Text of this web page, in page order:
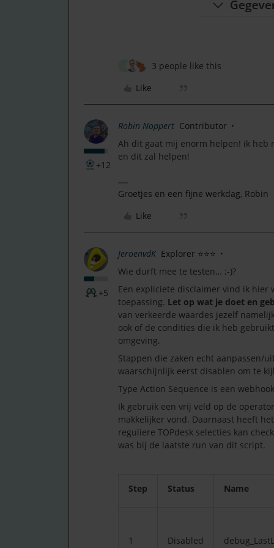
3 people like this
Like
+12
Robin Noppert Contributor
Ah dit gaat mij enorm helpen! ik heb
en dit zal helpen!
Groetjes en een fijne werkdag, Robin
Like
+5
JeroenvdK Explorer ⭐⭐⭐
Wie durft mee te testen… ;-)?
Een expliciete disclaimer vind ik
toepassing. Let op wat je doet en
van verkeerde waardes jezelf
ook of de condities die ik heb
omgeving.
Stappen die zaken echt aanpassen/
waarschijnlijk eerst disablen om te
Type Action Sequence is een
Ik gebruik een vrij veld op de
makkelijker vond. Daarnaast heeft
reguliere TOPdesk selecties kan
was bij de laatste run van dit script.
Step Status Name
1 Disabled